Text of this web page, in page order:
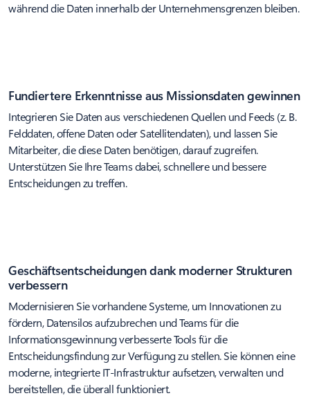
während die Daten innerhalb der Unternehmensgrenzen bleiben.
Fundiertere Erkenntnisse aus Missionsdaten gewinnen
Integrieren Sie Daten aus verschiedenen Quellen und Feeds (z. B.
Felddaten, offene Daten oder Satellitendaten), und lassen Sie
Mitarbeiter, die diese Daten benötigen, darauf zugreifen.
Unterstützen Sie Ihre Teams dabei, schnellere und bessere
Entscheidungen zu treffen.
Geschäftsentscheidungen dank moderner Strukturen
verbessern
Modernisieren Sie vorhandene Systeme, um Innovationen zu
fördern, Datensilos aufzubrechen und Teams für die
Informationsgewinnung verbesserte Tools für die
Entscheidungsfindung zur Verfügung zu stellen. Sie können eine
moderne, integrierte IT-Infrastruktur aufsetzen, verwalten und
bereitstellen, die überall funktioniert.